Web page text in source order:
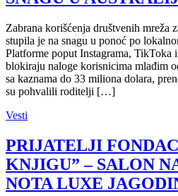
Zabrana korišćenja društvenih mreža
stupila je na snagu u ponoć po
Platforme poput Instagrama, TikToka
blokiraju naloge korisnicima mlađim
sa kaznama do 33 miliona dolara,
su pohvalili roditelji […]
Vesti
PRIJATELJI
KNJIGU” – SALON
NOTA LUXE